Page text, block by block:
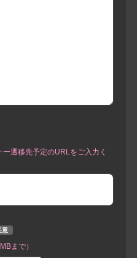
遷移先予定のURLをご入力く
意
まで）